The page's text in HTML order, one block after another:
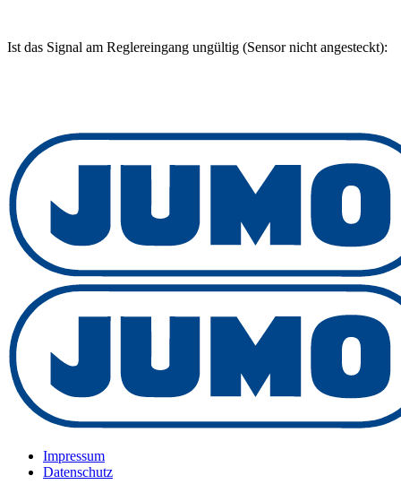
Ist das Signal am Reglereingang ungültig (Sensor nicht angesteckt):
Impressum
Datenschutz